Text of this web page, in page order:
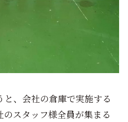
、会社の倉庫で実施する
スタッフ様全員が集まる